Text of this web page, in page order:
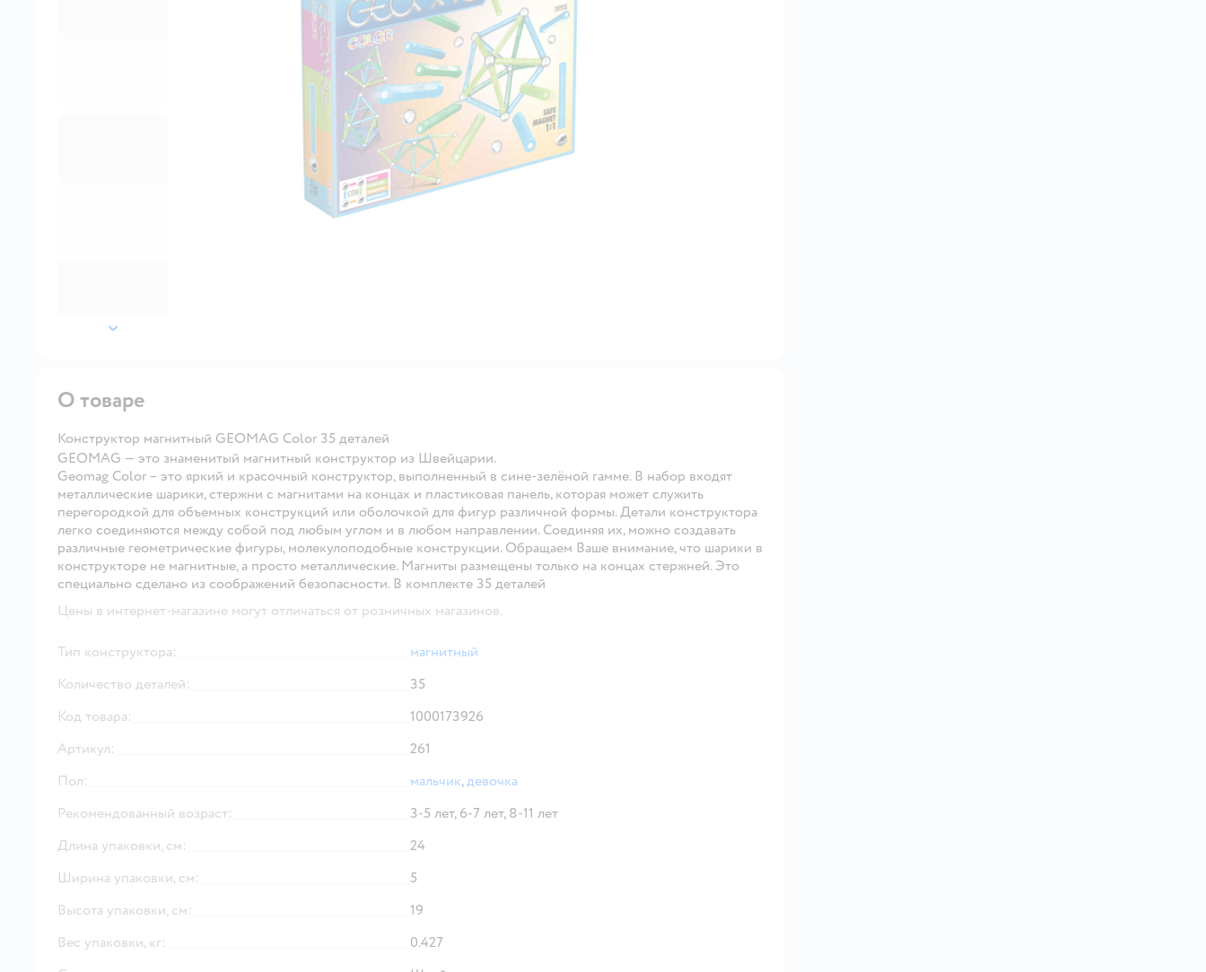
далее
О товаре
Конструктор магнитный GEOMAG Color 35 деталей
GEOMAG — это знаменитый магнитный конструктор из Швейцарии.
Geomag Color – это яркий и красочный конструктор, выполненный в сине-зелёной гамме. В набор входят
металлические шарики, стержни с магнитами на концах и пластиковая панель, которая может служить
перегородкой для объемных конструкций или оболочкой для фигур различной формы. Детали конструктора
легко соединяются между собой под любым углом и в любом направлении. Соединяя их, можно создавать
различные геометрические фигуры, молекулоподобные конструкции. Обращаем Ваше внимание, что шарики в
конструкторе не магнитные, а просто металлические. Магниты размещены только на концах стержней. Это
специально сделано из соображений безопасности. В комплекте 35 деталей
Цены в интернет-магазине могут отличаться от розничных магазинов.
Тип конструктора:
магнитный
Количество деталей:
35
Код товара:
1000173926
Артикул:
261
Пол:
мальчик,девочка
Рекомендованный возраст:
3-5 лет, 6-7 лет, 8-11 лет
Длина упаковки, см:
24
Ширина упаковки, см:
5
Высота упаковки, см:
19
Вес упаковки, кг:
0.427